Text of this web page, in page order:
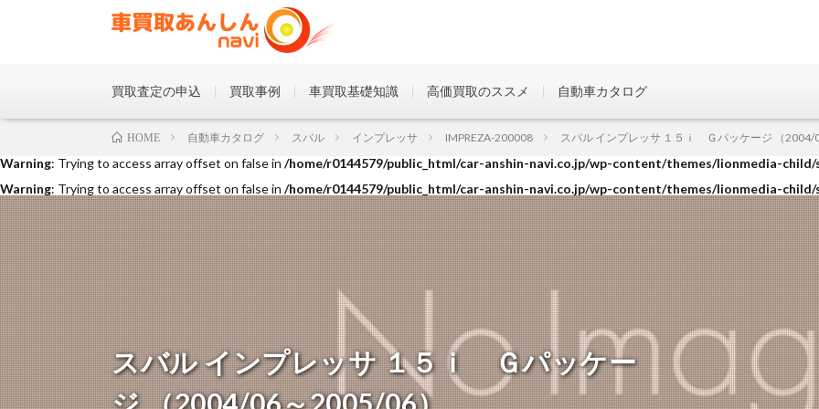
: Trying to access array offset on false in /home/r0144579/public_html/car-anshin-navi.co.jp/wp-content/themes/lionmedia-child/
Warning: Trying to access array offset on false in /home/r0144579/public_html/car-anshin-navi.co.jp/wp-content/themes/lionmedia-
Warning: Trying to access array offset on false in /home/r0144579/public_html/car-anshin-navi.co.jp/wp-content/themes/lionmedia-
買取査定の申込 買取事例 車買取基礎知識 高価買取のススメ 自動車カタログ
スバル インプレッサ １５ｉ Ｇパッケー
HOME 自動車カタログ スバル インプレッサ IMPREZA-200008 スバル インプレッサ １５ｉ Ｇパッケージ （2004/